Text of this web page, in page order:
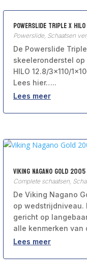
Powerslide Triple X HILO
Powerslide, Schaatsen
De Powerslide Triple
skeeleronderstel
HILO 12.8/3×110/
Lees hier…..
Lees meer
Viking Nagano Gold 2005
Complete schaatsen,
De Viking Nagano
op wedstrijdniveau.
gericht op
alle kenmerken van
Lees meer